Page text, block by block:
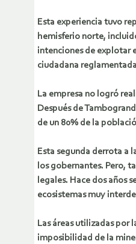
Esta experiencia tuvo
hemisferio norte,
intenciones de explotar
ciudadana
La empresa no logró
Después de
de un 80% de la
Esta segunda derrota a
los gobernantes. Pero,
legales. Hace dos años
ecosistemas muy
Las áreas utilizadas por
imposibilidad de la